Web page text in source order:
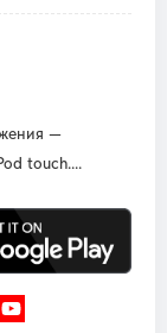
—
touch....